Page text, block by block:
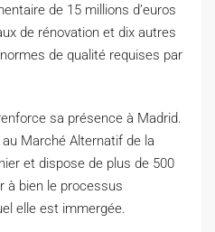
de 15 millions d’euros
de rénovation et dix autres
de qualité requises par
sa présence à Madrid.
Marché Alternatif de la
et dispose de plus de 500
à bien le processus
elle est immergée.